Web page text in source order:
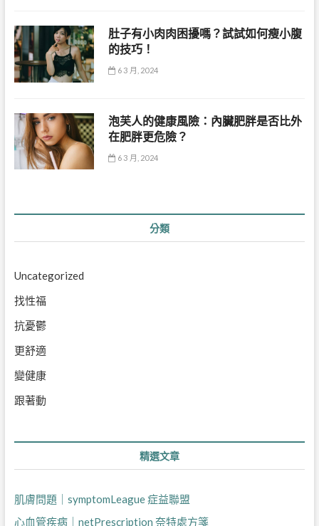
肚子有小肉肉困擾嗎？試試如何瘦小腹
的技巧！
6 3 月, 2024
泡芙人的健康風險：內臟肥胖是否比外
在肥胖更危險？
6 3 月, 2024
分類
Uncategorized
找性福
抗憂鬱
更舒適
變健康
跟著動
精選文章
肌膚問題｜symptomLeague 症益聯盟
心血管疾病｜netPrescription 奈特處方箋